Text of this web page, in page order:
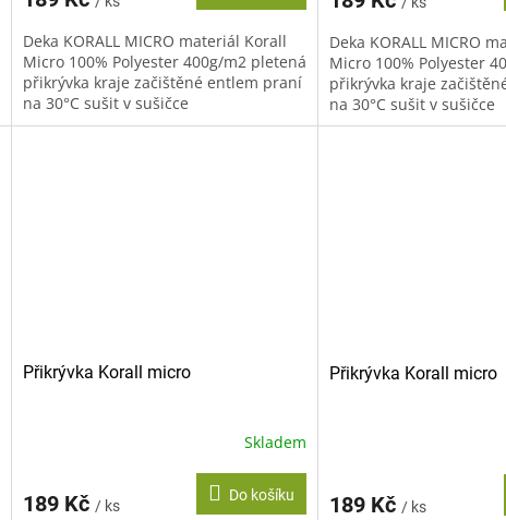
Deka KORALL MICRO materiál Korall
Micro 100% Polyester 400g/m2 pletená
přikrývka kraje začištěné entlem praní
na 30°C sušit v sušičce
nedoporučujeme žehlit
Deka KORALL MICRO
Micro 100% Polyester
přikrývka kraje
na 30°C sušit v sušičce
nedoporučujeme žehlit
Přikrývka Korall micro
Skladem
189 Kč / ks
Do košíku
Přikrývka Korall micro
189 Kč / ks